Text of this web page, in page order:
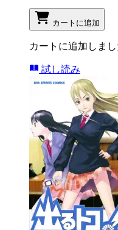
カートに追加
カートに追加しまし
試し読み